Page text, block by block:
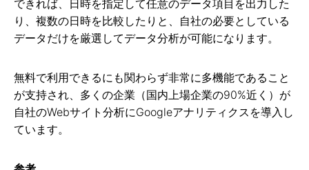
できれば、日時を指定して任意のデータ項目を出力した
り、複数の日時を比較したりと、自社の必要としている
データだけを厳選してデータ分析が可能になります。
無料で利用できるにも関わらず非常に多機能であること
が支持され、多くの企業（国内上場企業の90%近く）が
自社のWebサイト分析にGoogleアナリティクスを導入し
ています。